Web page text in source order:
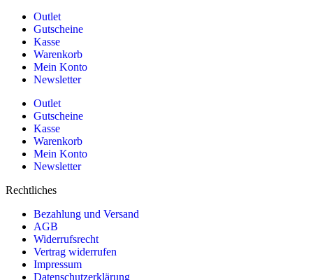
Outlet
Gutscheine
Kasse
Warenkorb
Mein Konto
Newsletter
Outlet
Gutscheine
Kasse
Warenkorb
Mein Konto
Newsletter
Rechtliches
Bezahlung und Versand
AGB
Widerrufsrecht
Vertrag widerrufen
Impressum
Datenschutzerklärung